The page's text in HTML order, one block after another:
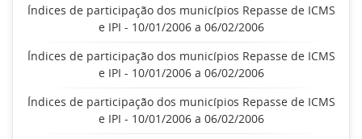
Índices de participação dos municípios Repasse de ICMS
e IPI - 10/01/2006 a 06/02/2006
Índices de participação dos municípios Repasse de ICMS
e IPI - 10/01/2006 a 06/02/2006
Índices de participação dos municípios Repasse de ICMS
e IPI - 10/01/2006 a 06/02/2006